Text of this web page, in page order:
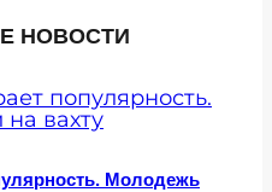
НОВОСТИ
Молодежь